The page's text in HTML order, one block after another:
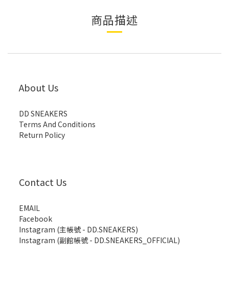
商品描述
About Us
DD SNEAKERS
Terms And Conditions
Return Policy
Contact Us
EMAIL
Facebook
Instagram (主帳號 - DD.SNEAKERS)
Instagram (副館帳號 - DD.SNEAKERS_OFFICIAL)